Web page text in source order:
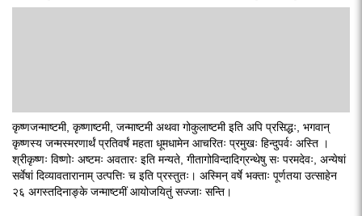
कृष्णजन्माष्टमी, कृष्णाष्टमी, जन्माष्टमी अथवा गोकुलाष्टमी इति अपि प्रसिद्धः, भगवान्
कृष्णस्य जन्मस्मरणार्थं प्रतिवर्षं महता धूमधामेन आचरितः प्रमुखः हिन्दुपर्वः अस्ति ।
श्रीकृष्णः विष्णोः अष्टमः अवतारः इति मन्यते, गीतागोविन्दादिग्रन्थेषु सः परमदेवः, अन्येषां
सर्वेषां दिव्यावतारानाम् उत्पत्तिः च इति प्रस्तुतः। अस्मिन् वर्षे भक्ताः पूर्णतया उत्साहेन
२६ अगस्तदिनाङ्के जन्माष्टमीं आयोजयितुं सज्जाः सन्ति।